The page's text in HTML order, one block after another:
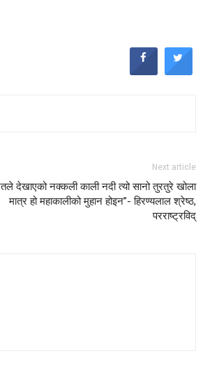
Next article
देखाएको नक्कली काली नदी त्यो सानो तुरतुरे खोला
मात्र हो महाकालीको मुहान होइन”- हिरण्यलाल श्रेष्ठ,
परराष्ट्रविद्